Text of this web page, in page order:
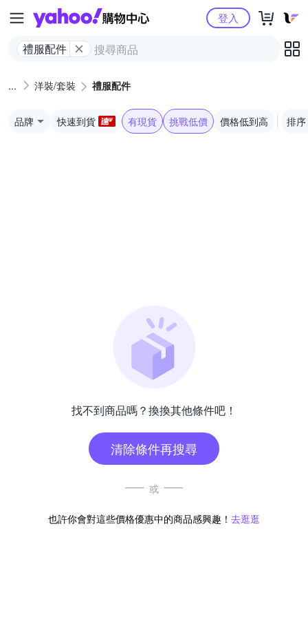
Yahoo購物中心
禮服配件
登入
洋裝/套裝 禮服配件
品牌 快速到貨 有現貨 挑戰低價 價格低到高 排序
找不到商品嗎？換換其他條件吧！
清除條件再搜尋
或
也許你會對這些價格優惠中的商品感興趣！ 去逛逛